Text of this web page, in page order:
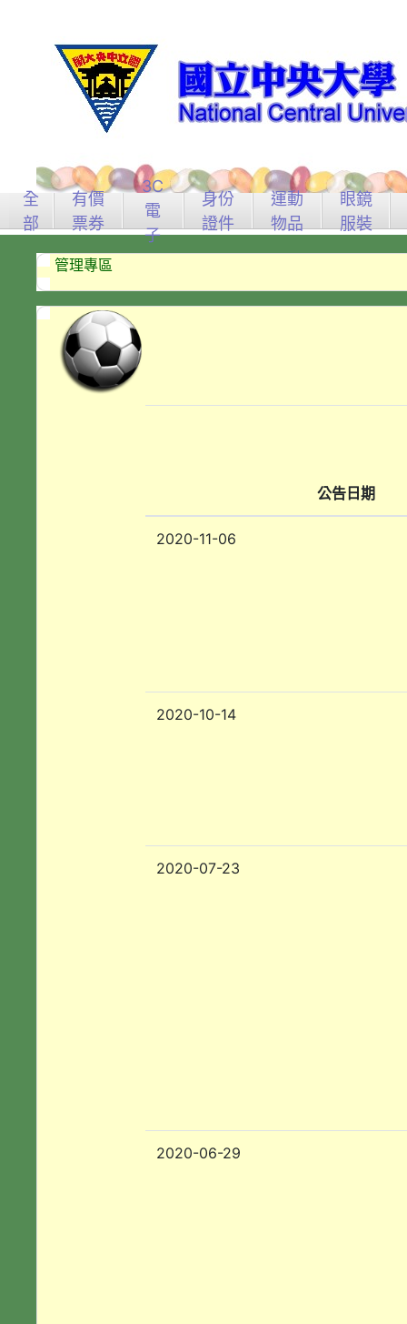
全
部
有價
票券
3C
電
子
身份
證件
運動
物品
眼鏡
服裝
管理專區
公告日期
2020-11-06
2020-10-14
2020-07-23
2020-06-29